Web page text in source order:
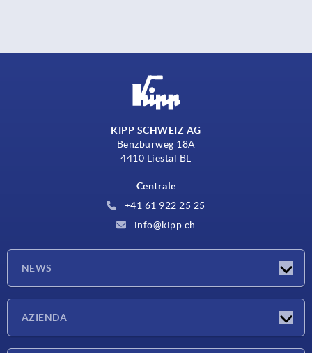
KIPP SCHWEIZ AG
Benzburweg 18A
4410 Liestal BL
Centrale
+41 61 922 25 25
info@kipp.ch
NEWS
AZIENDA